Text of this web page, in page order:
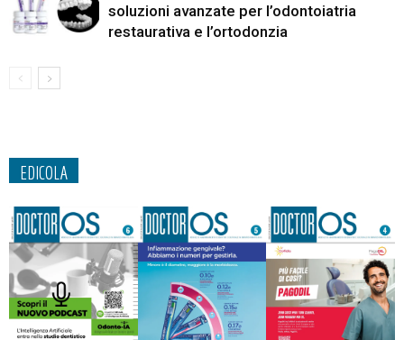
soluzioni avanzate per l’odontoiatria
restaurativa e l’ortodonzia
EDICOLA